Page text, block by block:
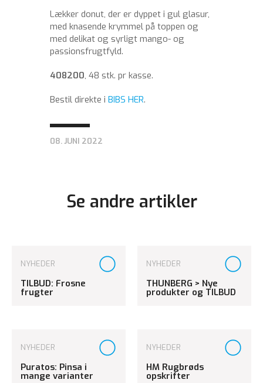
Lækker donut, der er dyppet i gul glasur,
med knasende krymmel på toppen og
med delikat og syrligt mango- og
passionsfrugtfyld.
408200, 48 stk. pr kasse.
Bestil direkte i BIBS HER.
08. JUNI 2022
Se andre artikler
NYHEDER
TILBUD: Frosne
frugter
NYHEDER
THUNBERG > Nye
produkter og TILBUD
NYHEDER
Puratos: Pinsa i
mange varianter
NYHEDER
HM Rugbrøds
opskrifter